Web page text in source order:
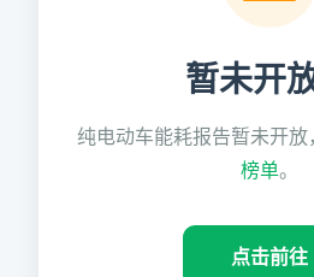
暂未开放
纯电动车能耗报告暂未开放
榜单。
点击前往